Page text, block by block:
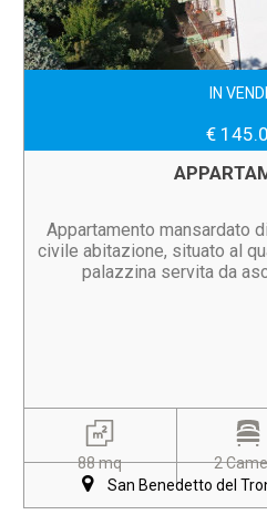
IN
€
Appartamento mansardato
civile abitazione, situato al
palazzina servita da
88 mq 2
San Benedetto del